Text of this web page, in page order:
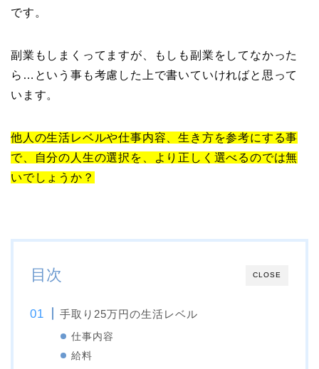
です。
副業もしまくってますが、もしも副業をしてなかった
ら…という事も考慮した上で書いていければと思って
います。
他人の生活レベルや仕事内容、生き方を参考にする事
で、自分の人生の選択を、より正しく選べるのでは無
いでしょうか？
CLOSE
目次
手取り25万円の生活レベル
仕事内容
給料